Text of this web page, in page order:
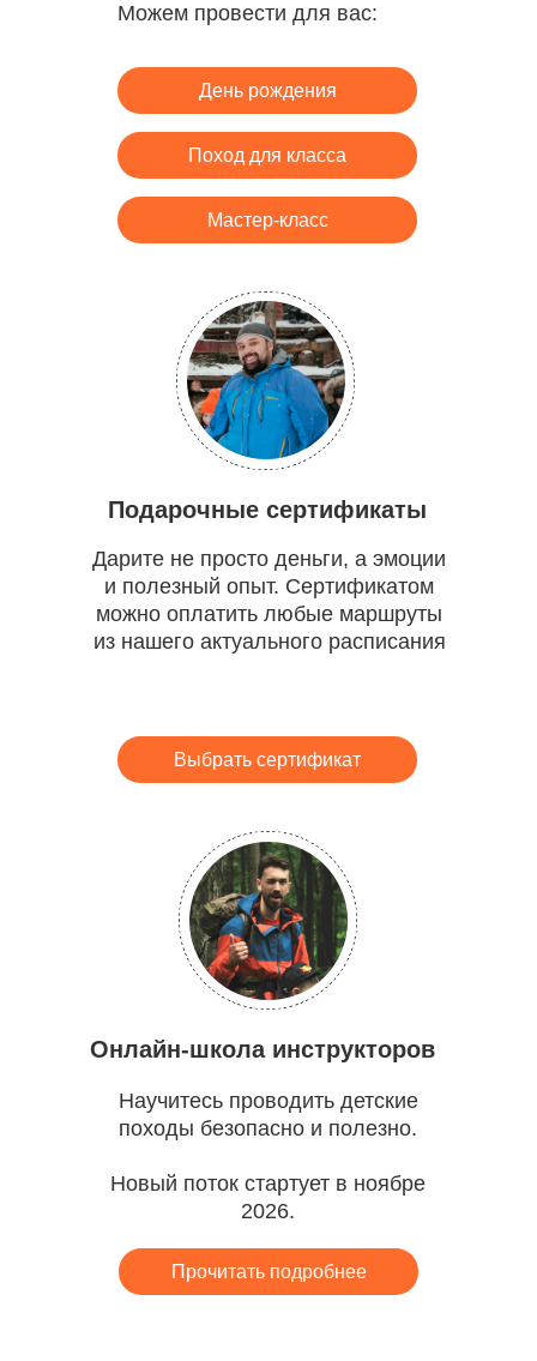
Подарочные сертификаты
Выбрать сертификат
Дарите не просто деньги, а эмоции
и полезный опыт. Сертификатом
можно оплатить любые маршруты
из нашего актуального расписания
День рождения
Поход для класса
Онлайн-школа инструкторов
Прочитать подробнее
Научитесь проводить детские
походы безопасно и полезно.
Новый поток стартует в ноябре
2026.
Мастер-класс
Можем провести для вас: